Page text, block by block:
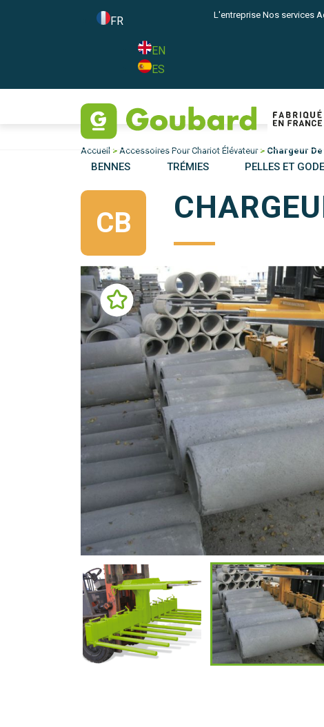
FR
EN
ES
L'entreprise Nos services
BENNES TRÉMIES PELLES ET
Accueil > Accessoires Pour Chariot Élévateur> Chargeur
CB